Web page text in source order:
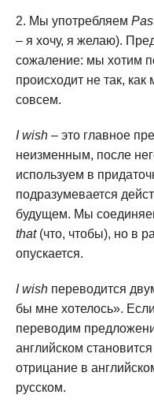
Мы употребляем
– я хочу, я желаю).
сожаление: мы хотим
происходит не так,
совсем.
I wish – это главное
неизменным, после
используем в
подразумевается
будущем. Мы
that(что, чтобы), но в
опускается.
I wish переводится
бы мне хотелось».
переводим
английском
отрицание в
русском.